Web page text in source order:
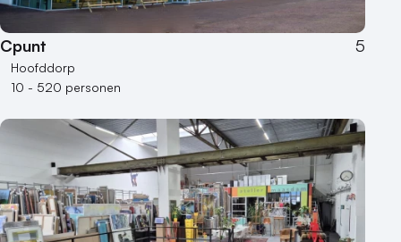
Cpunt 5
Hoofddorp
10 - 520 personen